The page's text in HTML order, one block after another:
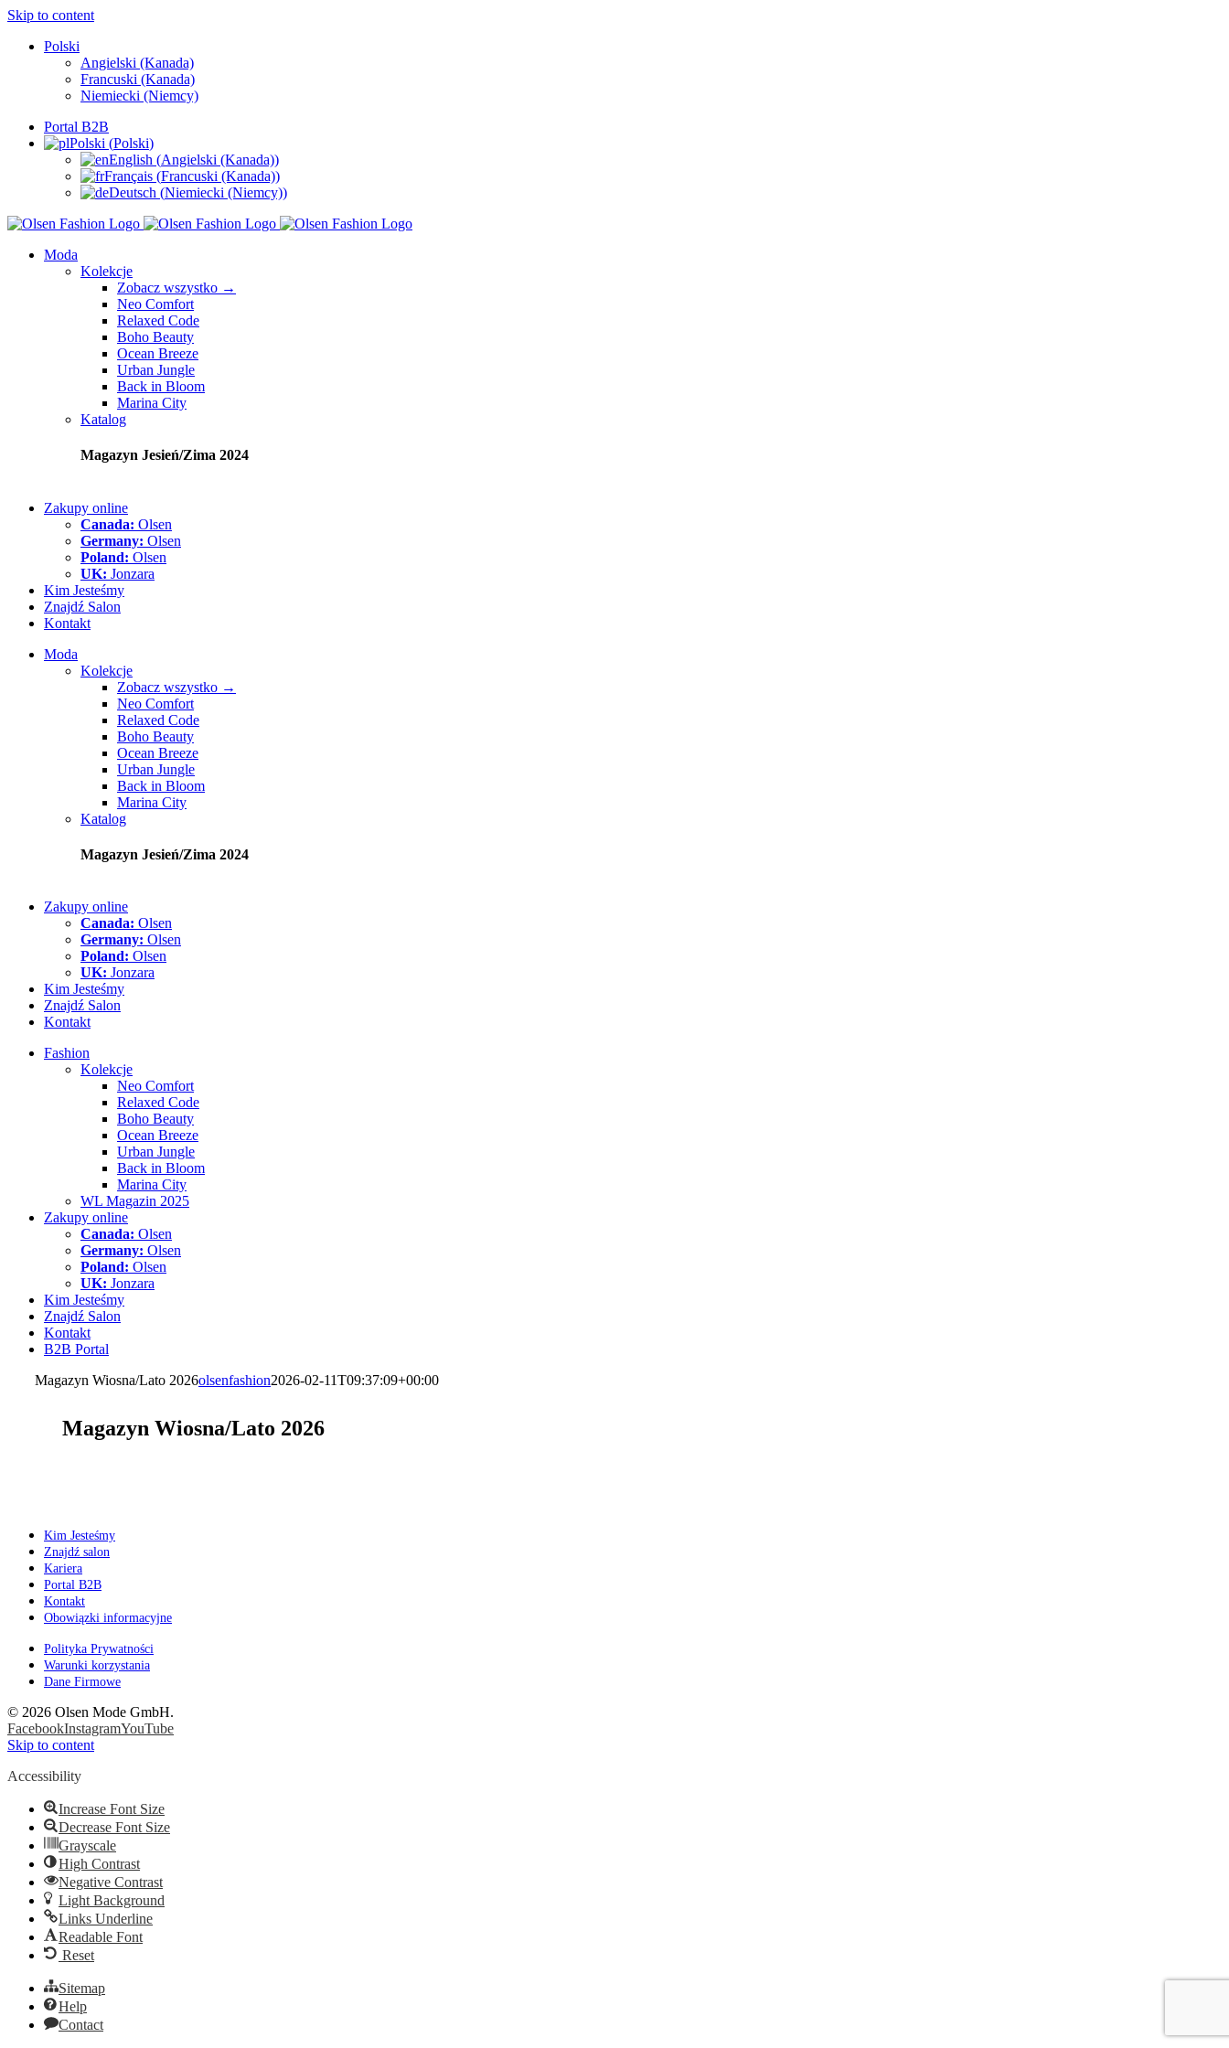
Skip to content
Polski
Angielski (Kanada)
Francuski (Kanada)
Niemiecki (Niemcy)
Portal B2B
Polski (Polski)
English (Angielski (Kanada))
Français (Francuski (Kanada))
Deutsch (Niemiecki (Niemcy))
Moda
Kolekcje
Zobacz wszystko →
Neo Comfort
Relaxed Code
Boho Beauty
Ocean Breeze
Urban Jungle
Back in Bloom
Marina City
Katalog
Magazyn Jesień/Zima 2024
Zakupy online
Canada: Olsen
Germany: Olsen
Poland: Olsen
UK: Jonzara
Kim Jesteśmy
Znajdź Salon
Kontakt
Moda
Kolekcje
Zobacz wszystko →
Neo Comfort
Relaxed Code
Boho Beauty
Ocean Breeze
Urban Jungle
Back in Bloom
Marina City
Katalog
Magazyn Jesień/Zima 2024
Zakupy online
Canada: Olsen
Germany: Olsen
Poland: Olsen
UK: Jonzara
Kim Jesteśmy
Znajdź Salon
Kontakt
Fashion
Kolekcje
Neo Comfort
Relaxed Code
Boho Beauty
Ocean Breeze
Urban Jungle
Back in Bloom
Marina City
WL Magazin 2025
Zakupy online
Canada: Olsen
Germany: Olsen
Poland: Olsen
UK: Jonzara
Kim Jesteśmy
Znajdź Salon
Kontakt
B2B Portal
Magazyn Wiosna/Lato 2026olsenfashion2026-02-11T09:37:09+00:00
Magazyn Wiosna/Lato 2026
Kim Jesteśmy
Znajdź salon
Kariera
Portal B2B
Kontakt
Obowiązki informacyjne
Polityka Prywatności
Warunki korzystania
Dane Firmowe
© 2026 Olsen Mode GmbH.
FacebookInstagramYouTube
Skip to content
Accessibility
Increase Font Size
Decrease Font Size
Grayscale
High Contrast
Negative Contrast
Light Background
Links Underline
Readable Font
Reset
Sitemap
Help
Contact